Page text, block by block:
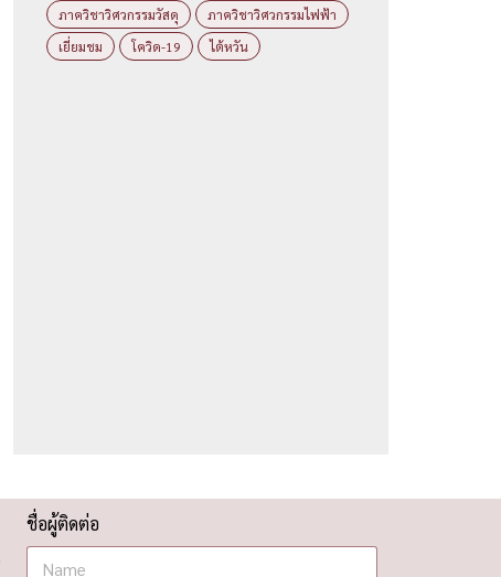
ภาควิชาวิศวกรรมวัสดุ
ภาควิชาวิศวกรรมไฟฟ้า
เยี่ยมชม
โควิด-19 ไต้หวัน
ชื่อผู้ติดต่อ